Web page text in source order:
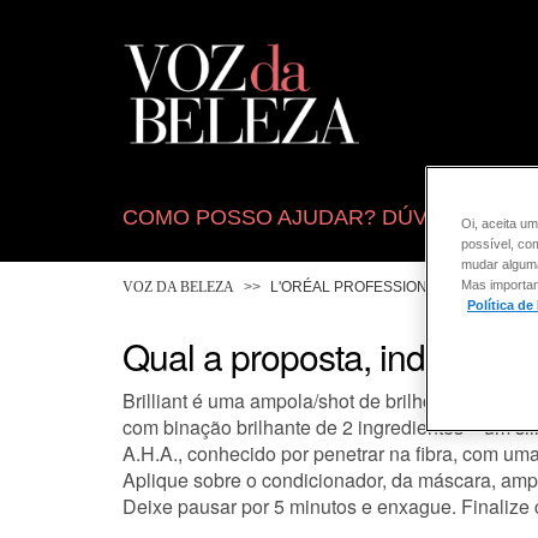
COMO POSSO AJUDAR? DÚVIDAS
VOZ DA BELEZA L'ORÉAL PROFESSIONNEL
Qual a proposta,
Brilliant é uma ampola/shot de brilho, indicada
com binação brilhante de 2 ingredientes – um
A.H.A., conhecido por penetrar na fibra, com
Aplique sobre o condicionador, da máscara,
Deixe pausar por 5 minutos e enxague.
Oi, aceita
possível,
mudar
Mas
Política de